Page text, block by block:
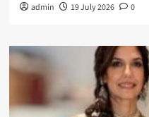
admin 19 July 2026 0